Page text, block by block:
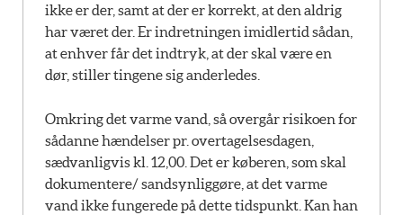
ikke er der, samt at der er korrekt, at den aldrig
har været der. Er indretningen imidlertid sådan,
at enhver får det indtryk, at der skal være en
dør, stiller tingene sig anderledes.
Omkring det varme vand, så overgår risikoen for
sådanne hændelser pr. overtagelsesdagen,
sædvanligvis kl. 12,00. Det er køberen, som skal
dokumentere/ sandsynliggøre, at det varme
vand ikke fungerede på dette tidspunkt. Kan han